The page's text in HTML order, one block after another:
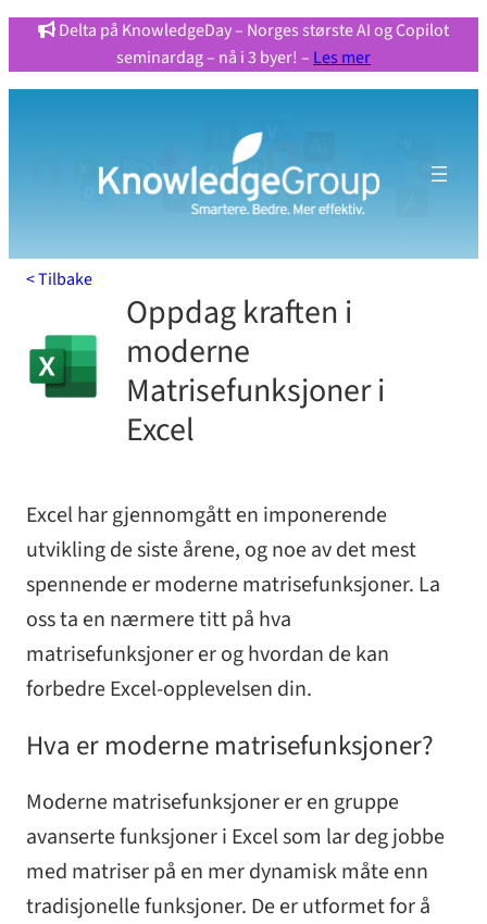
Hopp
til
Delta på KnowledgeDay – Norges største AI og Copilot
seminardag – nå i 3 byer! – Les mer
< Tilbake
Oppdag kraften i
moderne
Matrisefunksjoner i
Excel
Excel har gjennomgått en imponerende
utvikling de siste årene, og noe av det mest
spennende er moderne matrisefunksjoner. La
oss ta en nærmere titt på hva
matrisefunksjoner er og hvordan de kan
forbedre Excel-opplevelsen din.
Hva er moderne matrisefunksjoner?
Moderne matrisefunksjoner er en gruppe
avanserte funksjoner i Excel som lar deg jobbe
med matriser på en mer dynamisk måte enn
tradisjonelle funksjoner. De er utformet for å